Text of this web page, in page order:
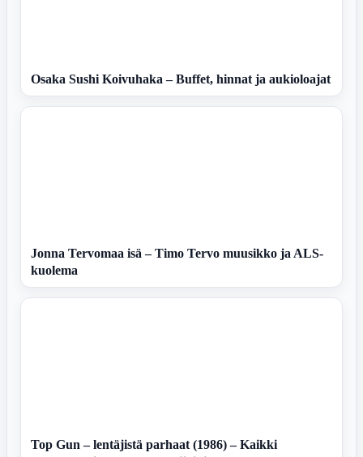
Osaka Sushi Koivuhaka – Buffet, hinnat ja aukioloajat
Jonna Tervomaa isä – Timo Tervo muusikko ja ALS-
kuolema
Top Gun – lentäjistä parhaat (1986) – Kaikki